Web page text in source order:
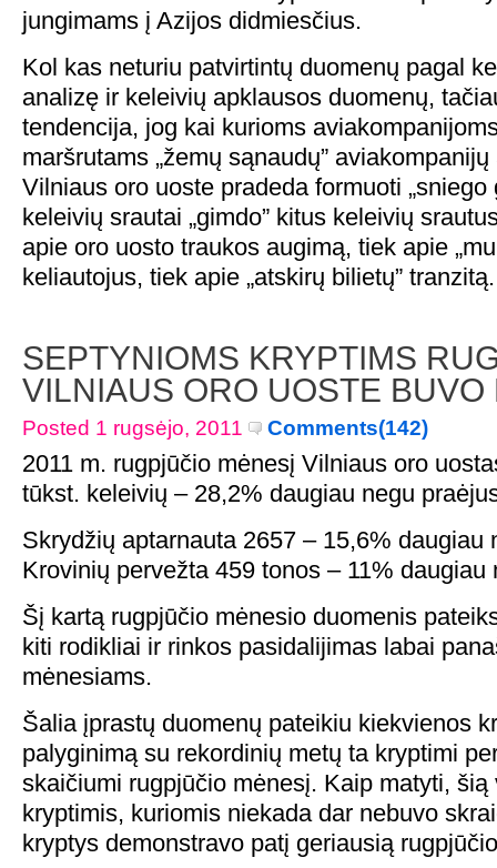
jungimams į Azijos didmiesčius.
Kol kas neturiu patvirtintų duomenų pagal
analizę ir keleivių apklausos duomenų,
tendencija, jog kai kurioms
maršrutams „žemų sąnaudų”
Vilniaus oro uoste pradeda formuoti „sniego
keleivių srautai „gimdo” kitus keleivių
apie oro uosto traukos augimą, tiek apie
keliautojus, tiek apie „atskirų bilietų” tranzitą.
SEPTYNIOMS KRYPTIMS
VILNIAUS ORO UOSTE BUVO
Posted 1 rugsėjo, 2011 Comments(142)
2011 m. rugpjūčio mėnesį Vilniaus oro
tūkst. keleivių – 28,2% daugiau negu
Skrydžių aptarnauta 2657 – 15,6% daugiau
Krovinių pervežta 459 tonos – 11% daugiau
Šį kartą rugpjūčio mėnesio duomenis
kiti rodikliai ir rinkos pasidalijimas labai
mėnesiams.
Šalia įprastų duomenų pateikiu kiekvienos
palyginimą su rekordinių metų ta kryptimi
skaičiumi rugpjūčio mėnesį. Kaip matyti,
kryptimis, kuriomis niekada dar nebuvo
kryptys demonstravo patį geriausią